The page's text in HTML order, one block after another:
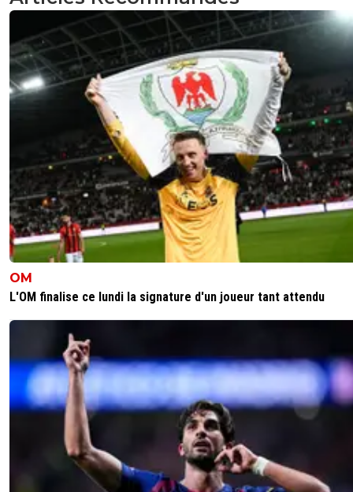
OM
L'OM finalise ce lundi la signature d'un joueur tant attendu